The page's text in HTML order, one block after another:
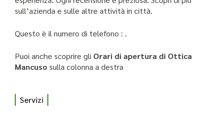
sull’azienda e sulle altre attività in città.
Questo è il numero di telefono : .
Puoi anche scoprire gli Orari di apertura di Ottica
Mancuso sulla colonna a destra
Servizi